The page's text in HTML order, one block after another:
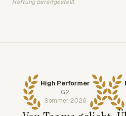
Haftung bereitgestellt.
High Performer
G2
Sommer 2026